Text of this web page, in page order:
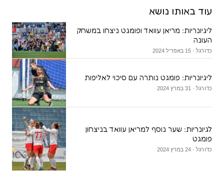
עוד באותו נושא
ליגיונריות: מריאן עוואד ופומגט ניצחו במשחק
העונה
כדורגל · 15 באפריל 2024
ליגיונריות: פומגט נותרה עם סיכוי לאליפות
כדורגל · 31 במרץ 2024
לגיונריות: שער נוסף למריאן עוואד בניצחון
פומגט
כדורגל · 24 במרץ 2024